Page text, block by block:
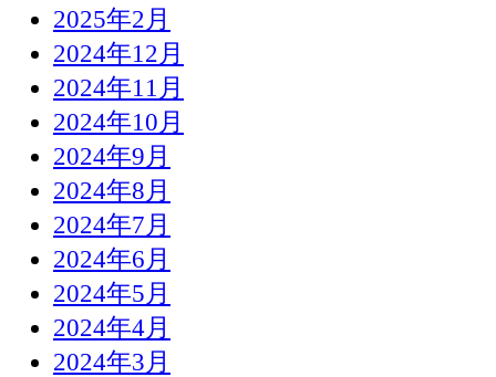
2025年2月
2024年12月
2024年11月
2024年10月
2024年9月
2024年8月
2024年7月
2024年6月
2024年5月
2024年4月
2024年3月